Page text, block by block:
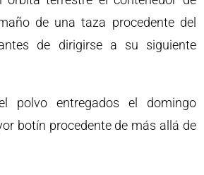
de una taza procedente del
de dirigirse a su siguiente
polvo entregados el domingo
botín procedente de más allá de